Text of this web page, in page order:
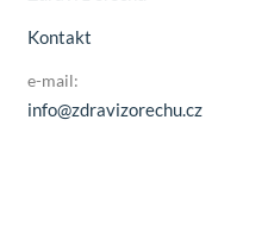
Kontakt
e-mail:
info@zdravizorechu.cz